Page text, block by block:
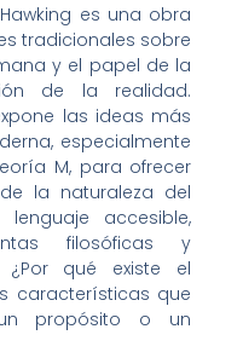
es una obra
tradicionales sobre
y el papel de la
de la realidad.
las ideas más
especialmente
M, para ofrecer
la naturaleza del
accesible,
filosóficas y
¿Por qué existe el
características que
un propósito o un